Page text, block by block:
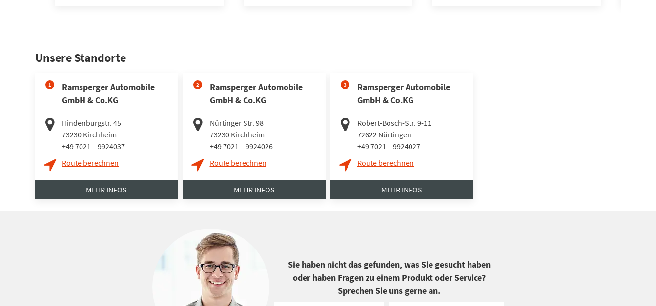
Unsere Standorte
1
Ramsperger Automobile
GmbH & Co.KG
Hindenburgstr. 45
73230 Kirchheim
+49 7021 – 9924037
Route berechnen
MEHR INFOS
2
Ramsperger Automobile
GmbH & Co.KG
Nürtinger Str. 98
73230 Kirchheim
+49 7021 – 9924026
Route berechnen
MEHR INFOS
3
Ramsperger Automobile
GmbH & Co.KG
Robert-Bosch-Str. 9-11
72622 Nürtingen
+49 7021 – 9924027
Route berechnen
MEHR INFOS
Sie haben nicht das gefunden, was Sie gesucht haben
oder haben Fragen zu einem Produkt oder Service?
Sprechen Sie uns gerne an.